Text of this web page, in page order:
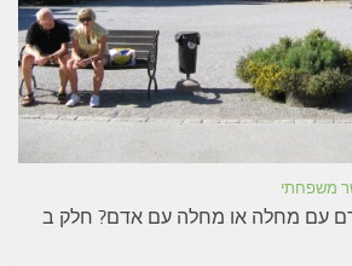
משפחתי
עם מחלה או מחלה עם אדם? חלק ב